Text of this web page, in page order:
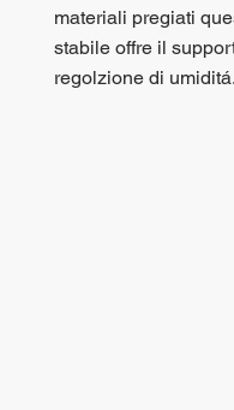
materiali pregiati
stabile offre il
regolzione di umiditá.